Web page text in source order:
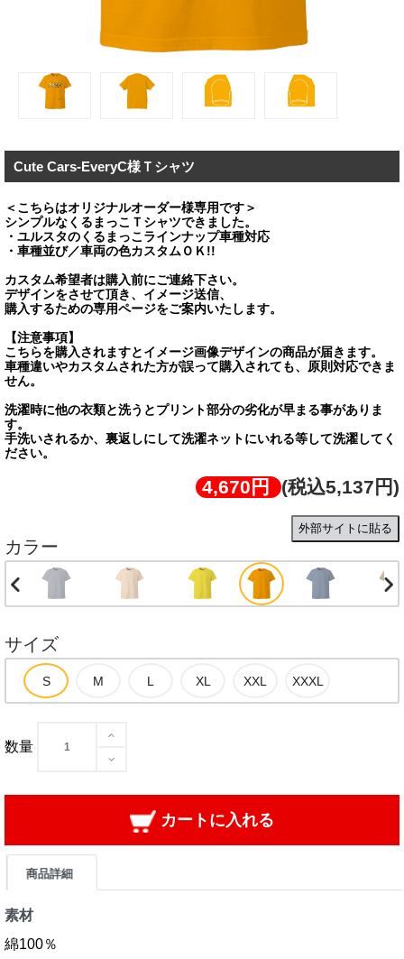
Cute Cars-EveryC様Ｔシャツ
＜こちらはオリジナルオーダー様専用です＞
シンプルなくるまっこＴシャツできました。
・ユルスタのくるまっこラインナップ車種対応
・車種並び／車両の色カスタムＯＫ!!
カスタム希望者は購入前にご連絡下さい。
デザインをさせて頂き、イメージ送信、
購入するための専用ページをご案内いたします。
【注意事項】
こちらを購入されますとイメージ画像デザインの商品が届きます。
車種違いやカスタムされた方が誤って購入されても、原則対応できま
せん。
洗濯時に他の衣類と洗うとプリント部分の劣化が早まる事がありま
す。
手洗いされるか、裏返しにして洗濯ネットにいれる等して洗濯してく
ださい。
4,670円 (税込5,137円)
外部サイトに貼る
カラー
サイズ
数量
カートに入れる
商品詳細
素材
綿100％